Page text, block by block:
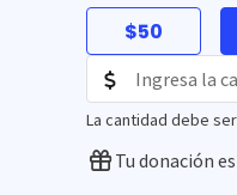
$50
La cantidad debe
Tu donación